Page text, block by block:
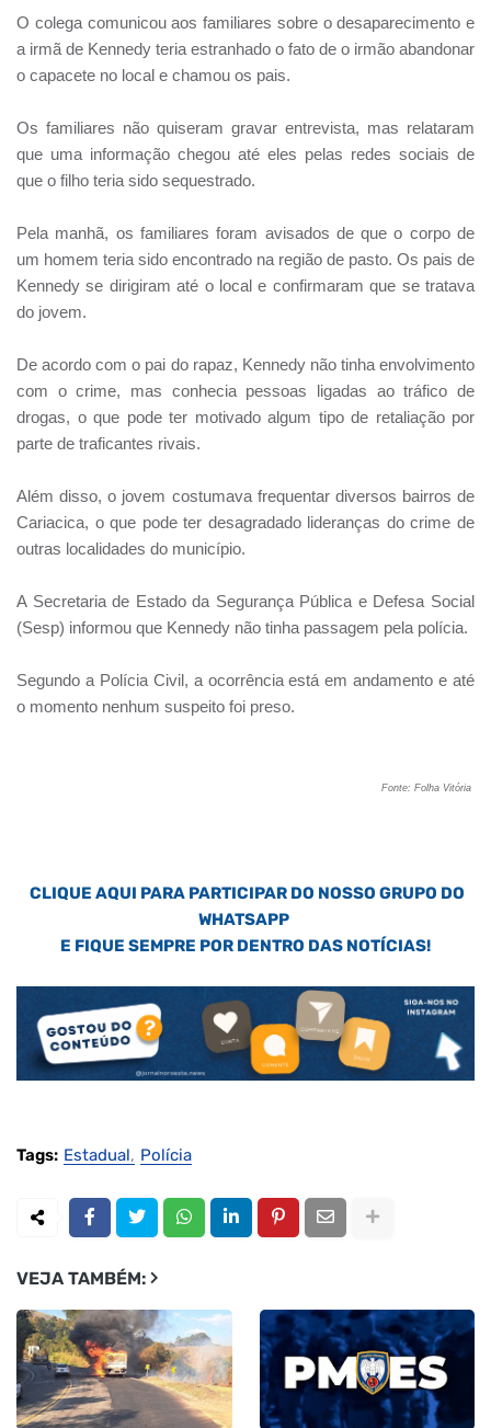
O colega comunicou aos familiares sobre o desaparecimento e
a irmã de Kennedy teria estranhado o fato de o irmão abandonar
o capacete no local e chamou os pais.
Os familiares não quiseram gravar entrevista, mas relataram
que uma informação chegou até eles pelas redes sociais de
que o filho teria sido sequestrado.
Pela manhã, os familiares foram avisados de que o corpo de
um homem teria sido encontrado na região de pasto. Os pais de
Kennedy se dirigiram até o local e confirmaram que se tratava
do jovem.
De acordo com o pai do rapaz, Kennedy não tinha envolvimento
com o crime, mas conhecia pessoas ligadas ao tráfico de
drogas, o que pode ter motivado algum tipo de retaliação por
parte de traficantes rivais.
Além disso, o jovem costumava frequentar diversos bairros de
Cariacica, o que pode ter desagradado lideranças do crime de
outras localidades do município.
A Secretaria de Estado da Segurança Pública e Defesa Social
(Sesp) informou que Kennedy não tinha passagem pela polícia.
Segundo a Polícia Civil, a ocorrência está em andamento e até
o momento nenhum suspeito foi preso.
Fonte: Folha Vitória
CLIQUE AQUI PARA PARTICIPAR DO NOSSO GRUPO DO
WHATSAPP
E FIQUE SEMPRE POR DENTRO DAS NOTÍCIAS!
Tags: Estadual Polícia
VEJA TAMBÉM: